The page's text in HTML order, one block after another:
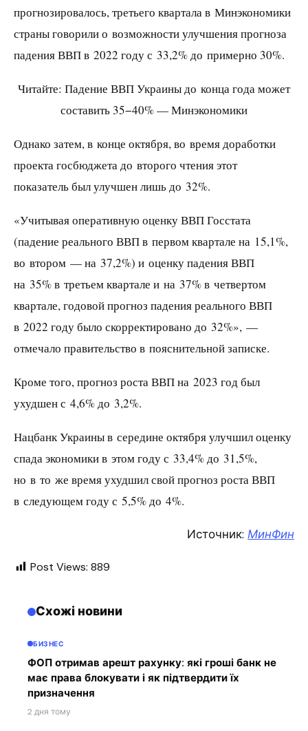
прогнозировалось, третьего квартала в Минэкономики
страны говорили о возможности улучшения прогноза
падения ВВП в 2022 году с 33,2% до примерно 30%.
Читайте: Падение ВВП Украины до конца года может
составить 35−40% — Минэкономики
Однако затем, в конце октября, во время доработки
проекта госбюджета до второго чтения этот
показатель был улучшен лишь до 32%.
«Учитывая оперативную оценку ВВП Госстата
(падение реального ВВП в первом квартале на 15,1%,
во втором — на 37,2%) и оценку падения ВВП
на 35% в третьем квартале и на 37% в четвертом
квартале, годовой прогноз падения реального ВВП
в 2022 году было скорректировано до 32%», —
отмечало правительство в пояснительной записке.
Кроме того, прогноз роста ВВП на 2023 год был
ухудшен с 4,6% до 3,2%.
Нацбанк Украины в середине октября улучшил оценку
спада экономики в этом году с 33,4% до 31,5%,
но в то же время ухудшил свой прогноз роста ВВП
в следующем году с 5,5% до 4%.
Источник: МинФин
Post Views: 889
Схожі новини
БИЗНЕС
ФОП отримав арешт рахунку: які гроші банк не
має права блокувати і як підтвердити їх
призначення
2 дня тому